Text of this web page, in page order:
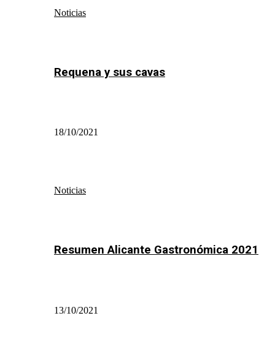
Noticias
Requena y sus cavas
18/10/2021
Noticias
Resumen Alicante Gastronómica 2021
13/10/2021